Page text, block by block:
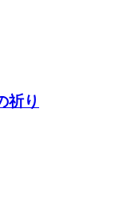
祈り